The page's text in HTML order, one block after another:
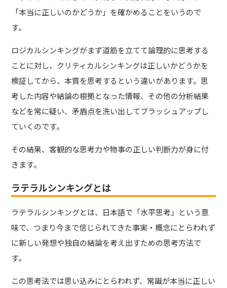
「本当に正しいのかどうか」を確かめることをいうので
す。
ロジカルシンキングがまず道筋を立てて論理的に思考する
ことに対し、クリティカルシンキングは正しいかどうかを
検証してから、本質を思考するという違いがあります。思
考した内容や結論の根拠となった情報、その他の分析結果
などを常に疑い、矛盾点を洗い出してブラッシュアップし
ていくのです。
その結果、客観的な思考力や物事の正しい判断力が身に付
きます。
ラテラルシンキングとは
ラテラルシンキングとは、日本語で「水平思考」という意
味で、つまり今まで信じられてきた事実・概念にとらわれず
に新しい発想や独自の結論を考え出すための思考方法で
す。
この思考法では思い込みにとらわれず、常識が本当に正しい